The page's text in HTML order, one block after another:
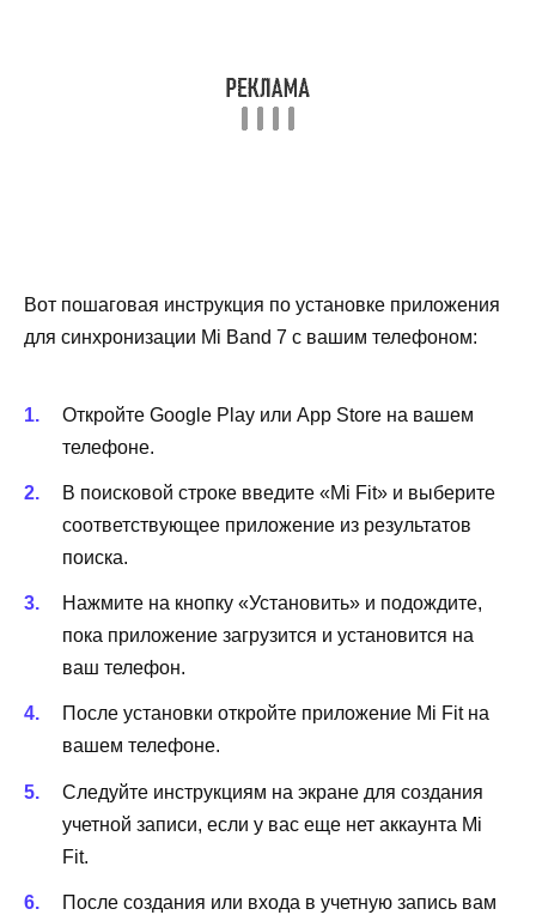
Вот пошаговая инструкция по установке приложения
для синхронизации Mi Band 7 с вашим телефоном:
Откройте Google Play или App Store на вашем
телефоне.
В поисковой строке введите «Mi Fit» и выберите
соответствующее приложение из результатов
поиска.
Нажмите на кнопку «Установить» и подождите,
пока приложение загрузится и установится на
ваш телефон.
После установки откройте приложение Mi Fit на
вашем телефоне.
Следуйте инструкциям на экране для создания
учетной записи, если у вас еще нет аккаунта Mi
Fit.
После создания или входа в учетную запись вам